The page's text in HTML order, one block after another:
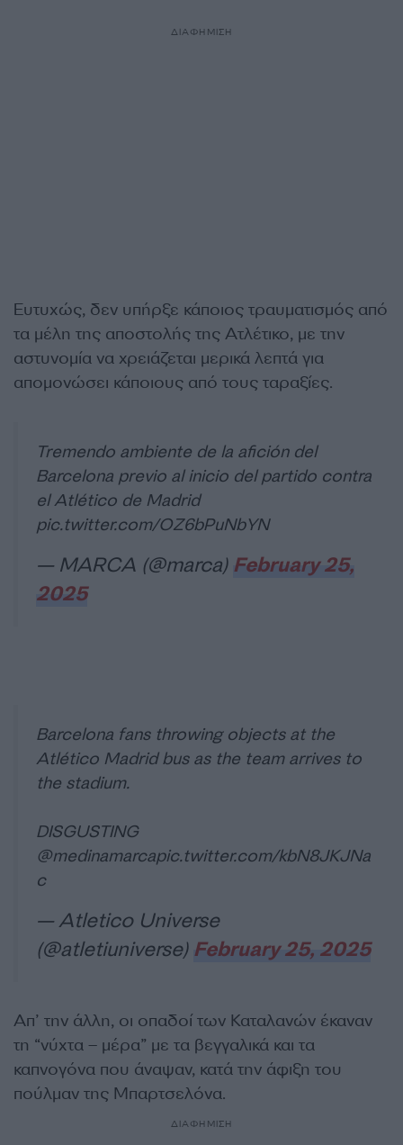
ΔΙΑΦΗΜΙΣΗ
Ευτυχώς, δεν υπήρξε κάποιος τραυματισμός από
τα μέλη της αποστολής της Ατλέτικο, με την
αστυνομία να χρειάζεται μερικά λεπτά για
απομονώσει κάποιους από τους ταραξίες.
Tremendo ambiente de la afición del
Barcelona previo al inicio del partido contra
el Atlético de Madrid
pic.twitter.com/OZ6bPuNbYN
— MARCA (@marca) February 25,
2025
Barcelona fans throwing objects at the
Atlético Madrid bus as the team arrives to
the stadium.
DISGUSTING
@medinamarcapic.twitter.com/kbN8JKJNa
c
— Atletico Universe
(@atletiuniverse) February 25, 2025
Απ’ την άλλη, οι οπαδοί των Καταλανών έκαναν
τη “νύχτα – μέρα” με τα βεγγαλικά και τα
καπνογόνα που άναψαν, κατά την άφιξη του
πούλμαν της Μπαρτσελόνα.
ΔΙΑΦΗΜΙΣΗ